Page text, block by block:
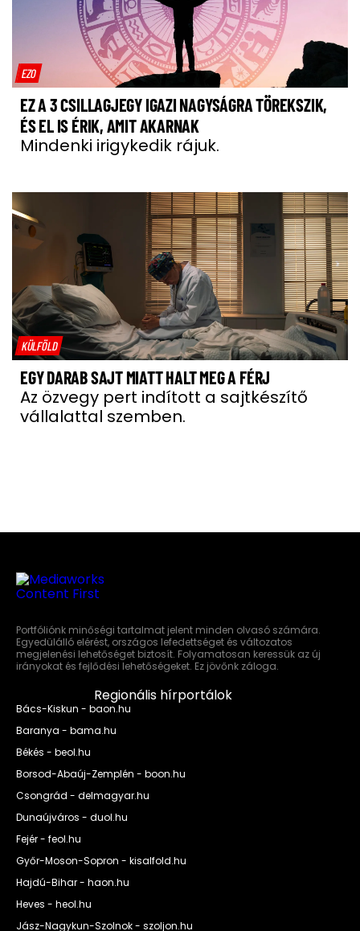
EZO
EZ A 3 CSILLAGJEGY IGAZI NAGYSÁGRA TÖREKSZIK,
ÉS EL IS ÉRIK, AMIT AKARNAK
Mindenki irigykedik rájuk.
KÜLFÖLD
EGY DARAB SAJT MIATT HALT MEG A FÉRJ
Az özvegy pert indított a sajtkészítő
vállalattal szemben.
Portfóliónk minőségi tartalmat jelent minden olvasó számára.
Egyedülálló elérést, országos lefedettséget és változatos
megjelenési lehetőséget biztosít. Folyamatosan keressük az új
irányokat és fejlődési lehetőségeket. Ez jövőnk záloga.
Regionális hírportálok
Bács-Kiskun - baon.hu
Baranya - bama.hu
Békés - beol.hu
Borsod-Abaúj-Zemplén - boon.hu
Csongrád - delmagyar.hu
Dunaújváros - duol.hu
Fejér - feol.hu
Győr-Moson-Sopron - kisalfold.hu
Hajdú-Bihar - haon.hu
Heves - heol.hu
Jász-Nagykun-Szolnok - szoljon.hu